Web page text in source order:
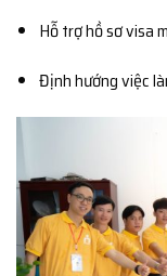
Hỗ trợ hồ sơ visa
Định hướng việc